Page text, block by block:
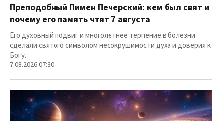
Преподобный Пимен Печерский: кем был свят и
почему его память чтят 7 августа
Его духовный подвиг и многолетнее терпение в болезни
сделали святого символом несокрушимости духа и доверия к
Богу.
7.08.2026 07:30